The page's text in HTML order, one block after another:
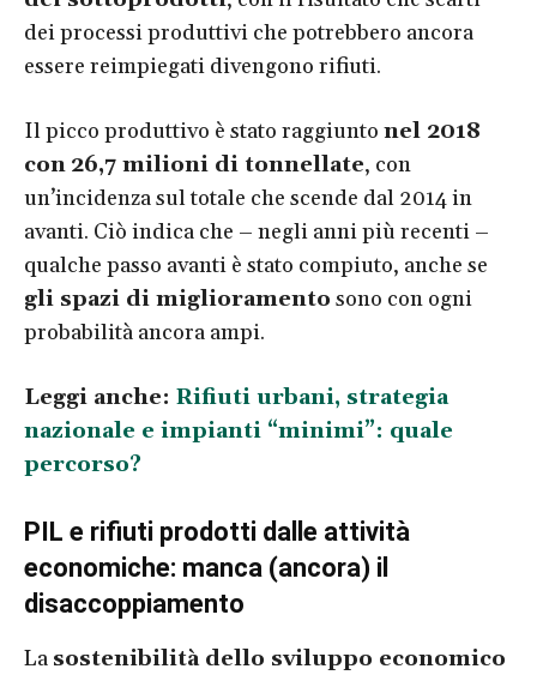
dei processi produttivi che potrebbero ancora
essere reimpiegati divengono rifiuti.
Il picco produttivo è stato raggiunto nel 2018
con 26,7 milioni di tonnellate, con
un’incidenza sul totale che scende dal 2014 in
avanti. Ciò indica che – negli anni più recenti –
qualche passo avanti è stato compiuto, anche se
gli spazi di miglioramento sono con ogni
probabilità ancora ampi.
Leggi anche: Rifiuti urbani, strategia
nazionale e impianti “minimi”: quale
percorso?
PIL e rifiuti prodotti dalle attività
economiche: manca (ancora) il
disaccoppiamento
La sostenibilità dello sviluppo economico